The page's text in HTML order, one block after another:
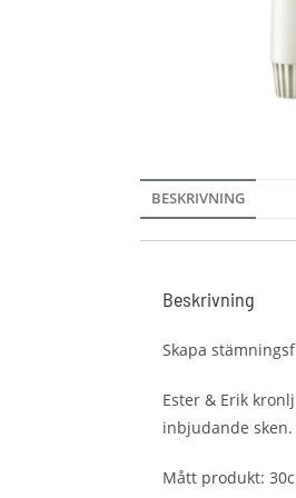
BESKRIVNING
Beskrivning
Skapa
Ester & Erik
inbjudande
Mått produkt: